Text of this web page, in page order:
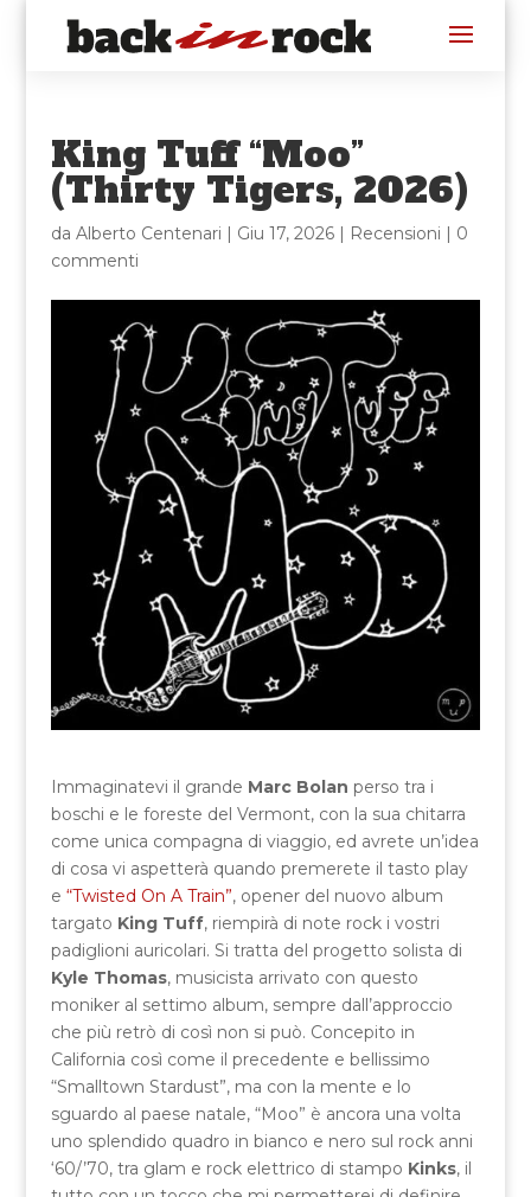
King Tuff “Moo”
(Thirty Tigers, 2026)
da Alberto Centenari | Giu 17, 2026| Recensioni | 0
commenti
Immaginatevi il grande Marc Bolan perso tra i
boschi e le foreste del Vermont, con la sua chitarra
come unica compagna di viaggio, ed avrete un’idea
di cosa vi aspetterà quando premerete il tasto play
e “Twisted On A Train”, opener del nuovo album
targato King Tuff, riempirà di note rock i vostri
padiglioni auricolari. Si tratta del progetto solista di
Kyle Thomas, musicista arrivato con questo
moniker al settimo album, sempre dall’approccio
che più retrò di così non si può. Concepito in
California così come il precedente e bellissimo
“Smalltown Stardust”, ma con la mente e lo
sguardo al paese natale, “Moo” è ancora una volta
uno splendido quadro in bianco e nero sul rock anni
‘60/’70, tra glam e rock elettrico di stampo Kinks, il